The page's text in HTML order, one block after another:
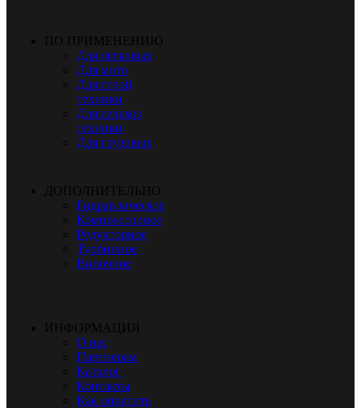
ПО ПРИМЕНЕНИЮ
Для легковых
Для мото
Для строй
техники
Для сельхоз
техники
Для грузовых
ДОПОЛНИТЕЛЬНО
Гидравлическое
Компрессорное
Редукторное
Турбинное
Вилочное
ИНФОРМАЦИЯ
О нас
Партнерам
Каталог
Контакты
Как оплатить